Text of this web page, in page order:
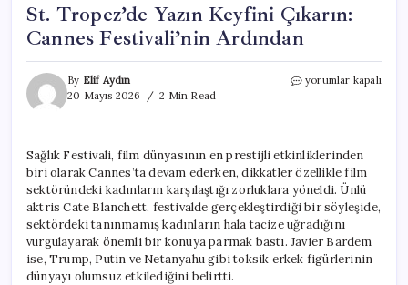
St. Tropez’de Yazın Keyfini Çıkarın:
Cannes Festivali’nin Ardından
By Elif Aydın
20 Mayıs 2026
2 Min Read
St.
Cannes
Festivali’nin
Ardından
için
yorumlar kapalı
Sağlık Festivali, film dünyasının en prestijli etkinliklerinden
biri olarak Cannes’ta devam ederken, dikkatler özellikle film
sektöründeki kadınların karşılaştığı zorluklara yöneldi. Ünlü
aktris Cate Blanchett, festivalde gerçekleştirdiği bir söyleşide,
sektördeki tanınmamış kadınların hala tacize uğradığını
vurgulayarak önemli bir konuya parmak bastı. Javier Bardem
ise, Trump, Putin ve Netanyahu gibi toksik erkek figürlerinin
dünyayı olumsuz etkilediğini belirtti.